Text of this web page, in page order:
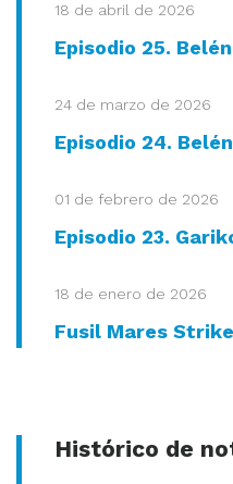
18 de abril de 2026
Episodio 25.
24 de marzo de 2026
Episodio 24.
01 de febrero de 2026
Episodio 23.
18 de enero de 2026
Fusil Mares Strike
Histórico de